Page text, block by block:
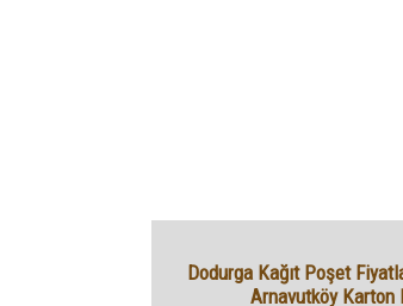
Dodurga Kağıt Poşet
Arnavutköy Karton